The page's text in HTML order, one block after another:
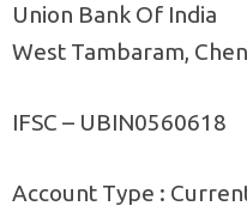
Union Bank Of India
West Tambaram,
IFSC – UBIN0560618
Account Type :